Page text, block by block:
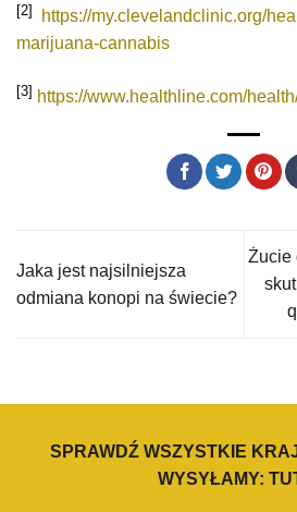
[2]
https://my.clevelandclinic.org/
marijuana-cannabis
[3] https://www.healthline.com/
Jaka jest najsilniejsza
odmiana konopi na świecie?
Żucie
SPRAWDŹ WSZYSTKIE
WYSYŁAMY: